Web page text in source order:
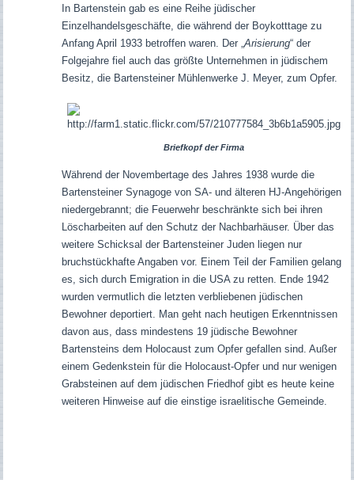
In Bartenstein gab es eine Reihe jüdischer
Einzelhandelsgeschäfte, die während der Boykotttage zu
Anfang April 1933 betroffen waren. Der „ Arisierung“ der
Folgejahre fiel auch das größte Unternehmen in jüdischem
Besitz, die Bartensteiner Mühlenwerke J. Meyer, zum Opfer.
Briefkopf der Firma
Während der Novembertage des Jahres 1938 wurde die
Bartensteiner Synagoge von SA- und älteren HJ-Angehörigen
niedergebrannt; die Feuerwehr beschränkte sich bei ihren
Löscharbeiten auf den Schutz der Nachbarhäuser. Über das
weitere Schicksal der Bartensteiner Juden liegen nur
bruchstückhafte Angaben vor. Einem Teil der Familien gelang
es, sich durch Emigration in die USA zu retten. Ende 1942
wurden vermutlich die letzten verbliebenen jüdischen
Bewohner deportiert.
Man geht nach heutigen Erkenntnissen
davon aus, dass mindestens 19 jüdische Bewohner
Bartensteins dem Holocaust zum Opfer gefallen sind. Außer
einem Gedenkstein für die Holocaust-Opfer und nur wenigen
Grabsteinen auf dem jüdischen Friedhof gibt es heute keine
weiteren Hinweise auf die einstige israelitische Gemeinde.